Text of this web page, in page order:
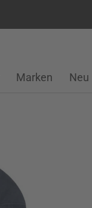
Marken Neu